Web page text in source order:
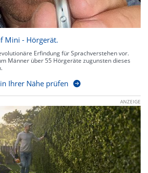
Mini - Hörgerät.
Erfindung für Sprachverstehen vor.
Männer über 55 Hörgeräte zugunsten dieses
Ihrer Nähe prüfen
ANZEIGE